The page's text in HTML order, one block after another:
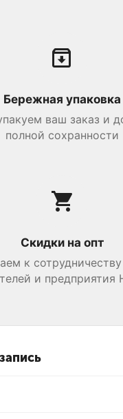
Бережная упаковка
ваш заказ и
полной сохранности
Скидки на опт
к
и предприятия